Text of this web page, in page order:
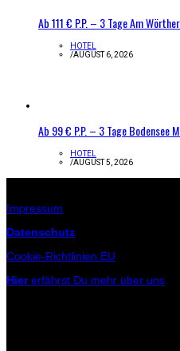
Ab 111 € P.P. – 3 Tage Am
HOTEL
/AUGUST 6, 2026
Ab 99 € P.P. – 3 Tage Bodensee
HOTEL
/AUGUST 5, 2026
Impressum
Datenschutz
Cookie-Richtlinien EU
Hiererfährst Du mehr über uns